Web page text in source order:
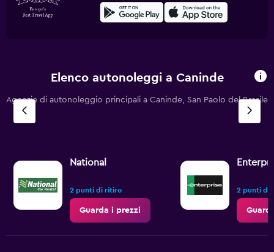
Elenco autonoleggi a Caninde
Agenzie di autonoleggio principali a Caninde, San Paolo del Brasile
National
2 punti di ritiro
Guarda i prezzi
2 punti di